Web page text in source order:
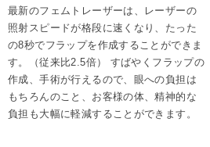
最新のフェムトレーザーは、レーザーの
照射スピードが格段に速くなり、たった
の8秒でフラップを作成することができま
す。（従来比2.5倍） すばやくフラップの
作成、手術が行えるので、眼への負担は
もちろんのこと、お客様の体、精神的な
負担も大幅に軽減することができます。